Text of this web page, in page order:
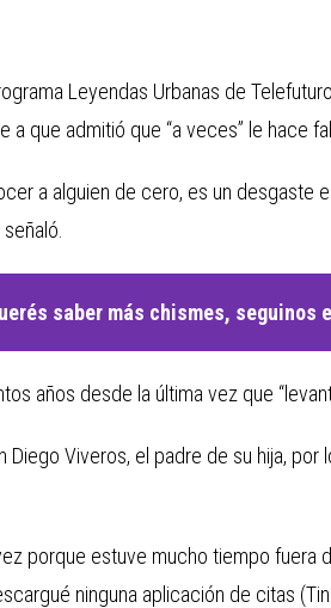
Leyendas Urbanas de
a que admitió que “a veces” le hace
a alguien de cero, es un desgaste
saber más chismes, seguinos
años desde la última vez que
Diego Viveros, el padre de su hija, por
porque estuve mucho tiempo
ninguna aplicación de citas